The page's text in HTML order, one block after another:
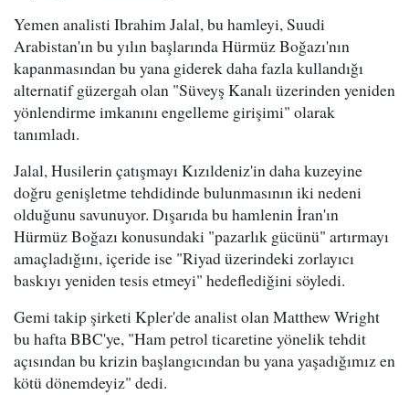
Yemen analisti Ibrahim Jalal, bu hamleyi, Suudi
Arabistan'ın bu yılın başlarında Hürmüz Boğazı'nın
kapanmasından bu yana giderek daha fazla kullandığı
alternatif güzergah olan "Süveyş Kanalı üzerinden yeniden
yönlendirme imkanını engelleme girişimi" olarak
tanımladı.
Jalal, Husilerin çatışmayı Kızıldeniz'in daha kuzeyine
doğru genişletme tehdidinde bulunmasının iki nedeni
olduğunu savunuyor. Dışarıda bu hamlenin İran'ın
Hürmüz Boğazı konusundaki "pazarlık gücünü" artırmayı
amaçladığını, içeride ise "Riyad üzerindeki zorlayıcı
baskıyı yeniden tesis etmeyi" hedeflediğini söyledi.
Gemi takip şirketi Kpler'de analist olan Matthew Wright
bu hafta BBC'ye, "Ham petrol ticaretine yönelik tehdit
açısından bu krizin başlangıcından bu yana yaşadığımız en
kötü dönemdeyiz" dedi.